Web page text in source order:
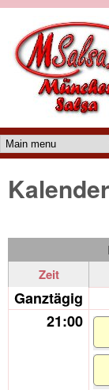
Main menu
Kalender
Zeit
Ganztägig
21:00